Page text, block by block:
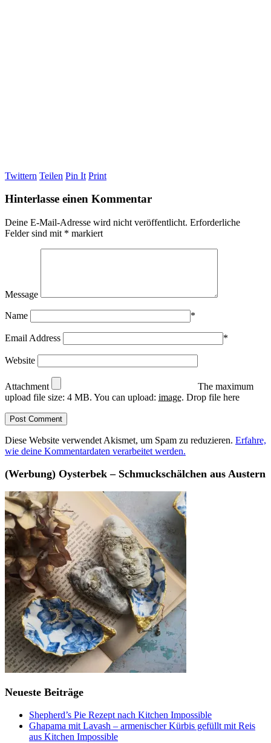
Twittern Teilen Pin It Print
Hinterlasse einen Kommentar
Deine E-Mail-Adresse wird nicht veröffentlicht. Erforderliche
Felder sind mit * markiert
Message
Name *
Email Address *
Website
Attachment
The maximum
upload file size: 4 MB. You can upload: image. Drop file here
Diese Website verwendet Akismet, um Spam zu reduzieren. Erfahre,
wie deine Kommentardaten verarbeitet werden.
(Werbung) Oysterbek – Schmuckschälchen aus Austern
Neueste Beiträge
Shepherd’s Pie Rezept nach Kitchen Impossible
Ghapama mit Lavash – armenischer Kürbis gefüllt mit Reis
aus Kitchen Impossible